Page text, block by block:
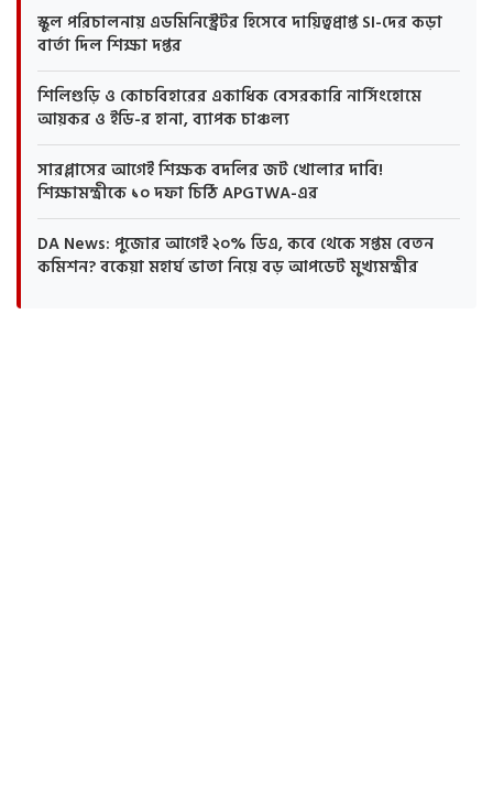
স্কুল পরিচালনায় এডমিনিস্ট্রেটর হিসেবে দায়িত্বপ্রাপ্ত SI-দের কড়া
বার্তা দিল শিক্ষা দপ্তর
শিলিগুড়ি ও কোচবিহারের একাধিক বেসরকারি নার্সিংহোমে
আয়কর ও ইডি-র হানা, ব্যাপক চাঞ্চল্য
সারপ্লাসের আগেই শিক্ষক বদলির জট খোলার দাবি!
শিক্ষামন্ত্রীকে ১০ দফা চিঠি APGTWA-এর
DA News: পুজোর আগেই ২০% ডিএ, কবে থেকে সপ্তম বেতন
কমিশন? বকেয়া মহার্ঘ ভাতা নিয়ে বড় আপডেট মুখ্যমন্ত্রীর